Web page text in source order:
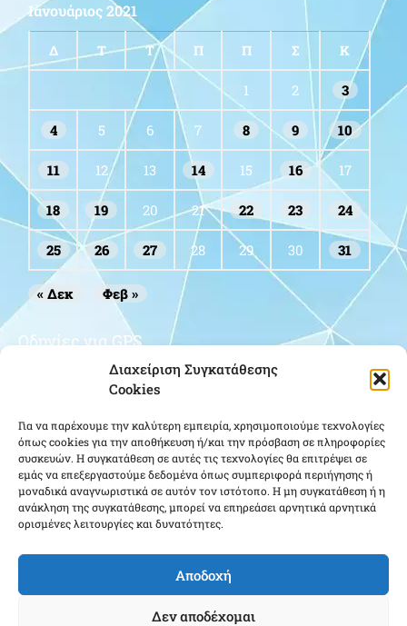
Διαχείριση Συγκατάθεσης
Cookies
Για να παρέχουμε την καλύτερη εμπειρία, χρησιμοποιούμε τεχνολογίες
όπως cookies για την αποθήκευση ή/και την πρόσβαση σε πληροφορίες
συσκευών. Η συγκατάθεση σε αυτές τις τεχνολογίες θα επιτρέψει σε
εμάς να επεξεργαστούμε δεδομένα όπως συμπεριφορά περιήγησης ή
μοναδικά αναγνωριστικά σε αυτόν τον ιστότοπο. Η μη συγκατάθεση ή η
ανάκληση της συγκατάθεσης, μπορεί να επηρεάσει αρνητικά αρνητικά
ορισμένες λειτουργίες και δυνατότητες.
Αποδοχή
Δεν αποδέχομαι
Ιανουάριος 2021
Δ Τ Τ Π Π Σ Κ
1 2 3
4 5 6 7 8 9 10
11 12 13 14 15 16 17
18 19 20 21 22 23 24
25 26 27 28 29 30 31
« Δεκ Φεβ »
Οδηγίες για GPS
Κάντε κλικ για να αποδεχτείτε cookies
εμπορικής προώθησης και να